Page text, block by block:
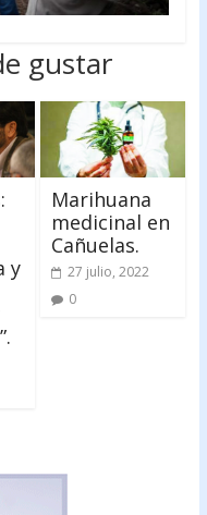
gustar
y
Marihuana
medicinal en
Cañuelas.
27 julio, 2022
0